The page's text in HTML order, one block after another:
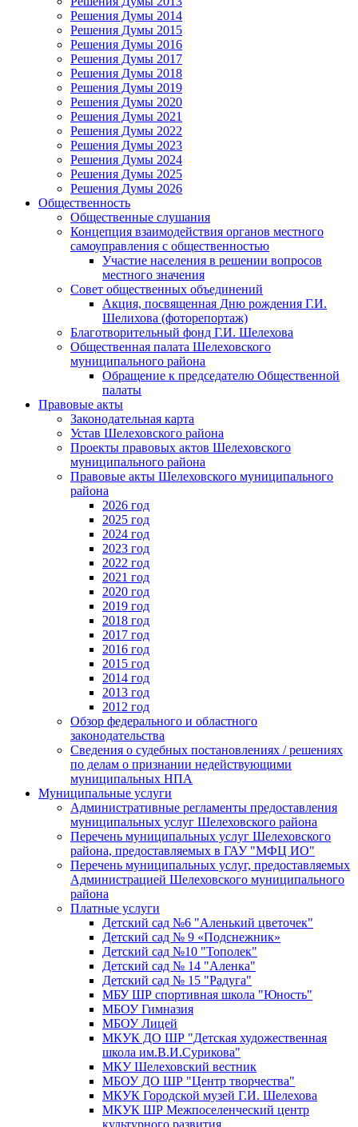
Решения Думы 2014
Решения Думы 2015
Решения Думы 2016
Решения Думы 2017
Решения Думы 2018
Решения Думы 2019
Решения Думы 2020
Решения Думы 2021
Решения Думы 2022
Решения Думы 2023
Решения Думы 2024
Решения Думы 2025
Решения Думы 2026
Общественность
Общественные слушания
Концепция взаимодействия органов местного
самоуправления с общественностью
Участие населения в решении вопросов
местного значения
Совет общественных объединений
Акция, посвященная Дню рождения Г.И.
Шелихова (фоторепортаж)
Благотворительный фонд Г.И. Шелехова
Общественная палата Шелеховского
муниципального района
Обращение к председателю Общественной
палаты
Правовые акты
Законодательная карта
Устав Шелеховского района
Проекты правовых актов Шелеховского
муниципального района
Правовые акты Шелеховского муниципального
района
2026 год
2025 год
2024 год
2023 год
2022 год
2021 год
2020 год
2019 год
2018 год
2017 год
2016 год
2015 год
2014 год
2013 год
2012 год
Обзор федерального и областного
законодательства
Сведения о судебных постановлениях / решениях
по делам о признании недействующими
муниципальных НПА
Муниципальные услуги
Административные регламенты предоставления
муниципальных услуг Шелеховского района
Перечень муниципальных услуг Шелеховского
района, предоставляемых в ГАУ "МФЦ ИО"
Перечень муниципальных услуг, предоставляемых
Администрацией Шелеховского муниципального
района
Платные услуги
Детский сад №6 "Аленький цветочек"
Детский сад № 9 «Подснежник»
Детский сад №10 "Тополек"
Детский сад № 14 "Аленка"
Детский сад № 15 "Радуга"
МБУ ШР спортивная школа "Юность"
МБОУ Гимназия
МБОУ Лицей
МКУК ДО ШР "Детская художественная
школа им.В.И.Сурикова"
МКУ Шелеховский вестник
МБОУ ДО ШР "Центр творчества"
МКУК Городской музей Г.И. Шелехова
МКУК ШР Межпоселенческий центр
культурного развития